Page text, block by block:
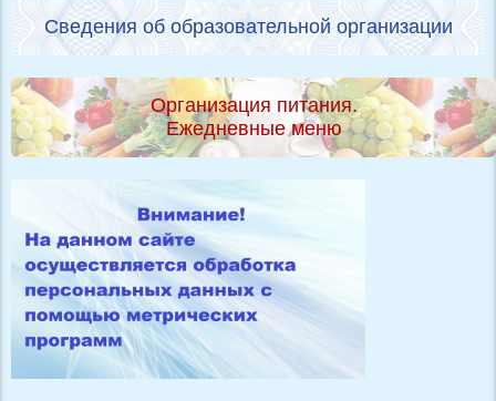
Сведения об образовательной организации
Организация питания.
Ежедневные меню